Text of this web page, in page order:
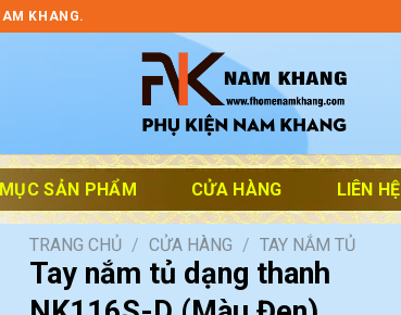
KHANG.
SẢN PHẨM CỬA HÀNG LIÊN HỆ
TRANG CHỦ / CỬA HÀNG / TAY NẮM TỦ
Tay nắm tủ dạng thanh